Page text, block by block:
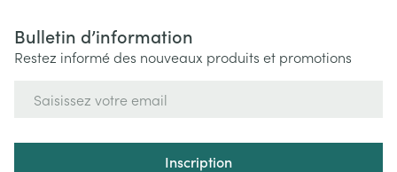
Bulletin d’information
Restez informé des nouveaux produits et promotions
Inscription